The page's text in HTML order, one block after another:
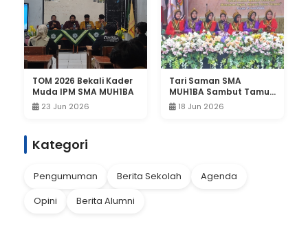
TOM 2026 Bekali Kader
Muda IPM SMA MUH1BA
23 Jun 2026
Tari Saman SMA
MUH1BA Sambut Tamu
Undangan Purnawiyata
SMPN 1 Pucuk
18 Jun 2026
Kategori
Pengumuman Berita Sekolah
Agenda
Opini
Berita Alumni